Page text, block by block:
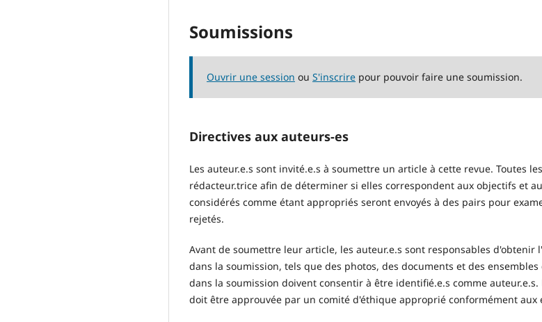
Soumissions
Ouvrir une session ou S'inscrire pour pouvoir faire une soumission.
Directives aux auteurs-es
Les auteur.e.s sont invité.e.s à soumettre un article à cette revue. Toutes
rédacteur.trice afin de déterminer si elles correspondent aux objectifs et
considérés comme étant appropriés seront envoyés à des pairs pour
rejetés.
Avant de soumettre leur article, les auteur.e.s sont responsables
dans la soumission, tels que des photos, des documents et des
dans la soumission doivent consentir à être identifié.e.s comme
doit être approuvée par un comité d'éthique approprié conformément aux